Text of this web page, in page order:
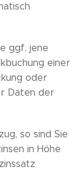
ggf. jene
einer
oder
Daten der
so sind Sie
in Höhe